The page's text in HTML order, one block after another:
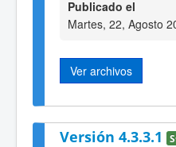
Publicado el
Martes, 22, Agosto
Ver archivos
Versión 4.3.3.1